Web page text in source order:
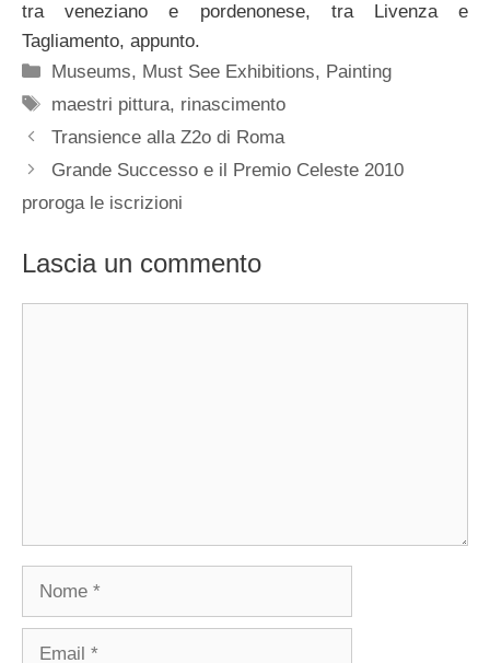
tra veneziano e pordenonese, tra Livenza e
Tagliamento, appunto.
Categorie
Museums, Must See Exhibitions, Painting
Tag
maestri pittura, rinascimento
Transience alla Z2o di Roma
Grande Successo e il Premio Celeste 2010
proroga le iscrizioni
Lascia un commento